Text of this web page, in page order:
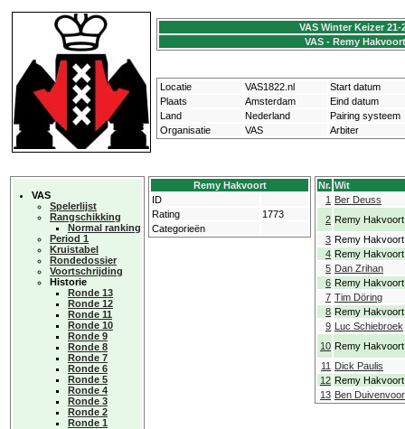
VAS Winter Keizer 21-
VAS - Remy Hakvoort
Locatie VAS1822.nl
Start datum
Plaats
Amsterdam
Eind datum
Land
Nederland
Pairing systeem
Organisatie
VAS Arbiter
VAS
Spelerlijst
Rangschikking
Normal ranking
Period 1
Kruistabel
Rondedossier
Voortschrijding
Historie
Ronde 13
Ronde 12
Ronde 11
Ronde 10
Ronde 9
Ronde 8
Ronde 7
Ronde 6
Ronde 5
Ronde 4
Ronde 3
Ronde 2
Ronde 1
Remy Hakvoort
ID
Rating
1773
Categorieën
Nr. Wit
1 Ber Deuss
2 Remy Hakvoort
3 Remy Hakvoort
4 Remy Hakvoort
5 Dan Zrihan
6 Remy Hakvoort
7 Tim Döring
8 Remy Hakvoort
9 Luc Schiebroek
10 Remy Hakvoort
11 Dick Paulis
12 Remy Hakvoort
13 Ben